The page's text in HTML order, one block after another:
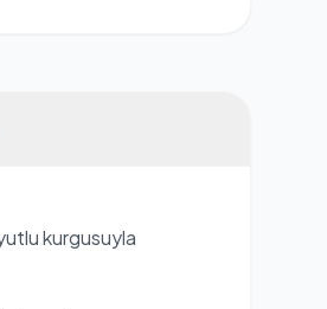
kurgusuyla